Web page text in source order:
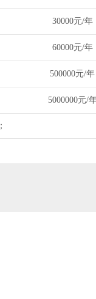
30000元/年
60000元/年
500000元/年
5000000元/